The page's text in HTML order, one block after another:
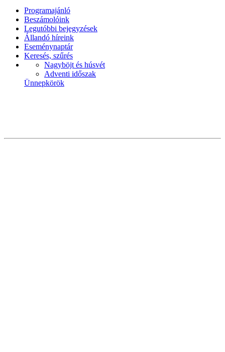
Programajánló
Beszámolóink
Legutóbbi bejegyzések
Állandó híreink
Eseménynaptár
Keresés, szűrés
Nagyböjt és húsvét
Adventi időszak
Ünnepkörök